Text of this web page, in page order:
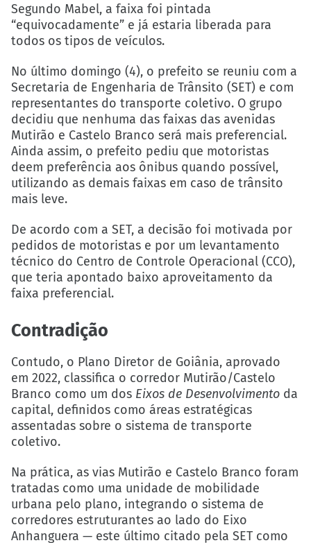
Segundo Mabel, a faixa foi pintada
“equivocadamente” e já estaria liberada para
todos os tipos de veículos.
No último domingo (4), o prefeito se reuniu com a
Secretaria de Engenharia de Trânsito (SET) e com
representantes do transporte coletivo. O grupo
decidiu que nenhuma das faixas das avenidas
Mutirão e Castelo Branco será mais preferencial.
Ainda assim, o prefeito pediu que motoristas
deem preferência aos ônibus quando possível,
utilizando as demais faixas em caso de trânsito
mais leve.
De acordo com a SET, a decisão foi motivada por
pedidos de motoristas e por um levantamento
técnico do Centro de Controle Operacional (CCO),
que teria apontado baixo aproveitamento da
faixa preferencial.
Contradição
Contudo, o Plano Diretor de Goiânia, aprovado
em 2022, classifica o corredor Mutirão/Castelo
Branco como um dos Eixos de Desenvolvimento da
capital, definidos como áreas estratégicas
assentadas sobre o sistema de transporte
coletivo.
Na prática, as vias Mutirão e Castelo Branco foram
tratadas como uma unidade de mobilidade
urbana pelo plano, integrando o sistema de
corredores estruturantes ao lado do Eixo
Anhanguera — este último citado pela SET como